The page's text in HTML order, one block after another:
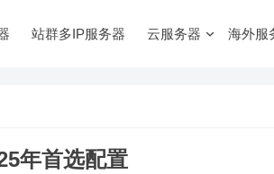
站群多IP服务器 云服务器 海外服
年首选配置